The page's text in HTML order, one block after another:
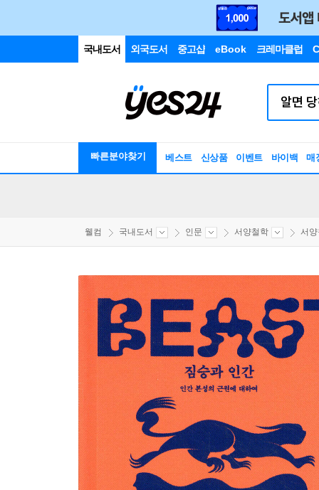
국내도서 외국도서 중고샵 eBook 크레마클럽
빠른분야찾기 베스트 신상품 이벤트 바이백 매
웰컴 국내도서 인문 서양철학 서